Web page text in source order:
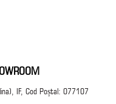
IF, Cod Poștal: 077107